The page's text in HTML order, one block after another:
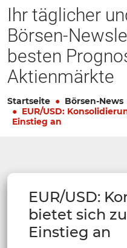
Ihr täglicher
Börsen-
besten
Aktienmärkte
Startseite Börsen-News
EUR/USD:
Einstieg an
EUR/USD:
bietet sich
Einstieg an